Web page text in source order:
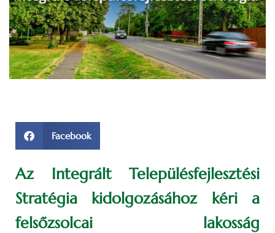
Facebook
Az Integrált Településfejlesztési
Stratégia kidolgozásához kéri a
felsőzsolcai lakosság